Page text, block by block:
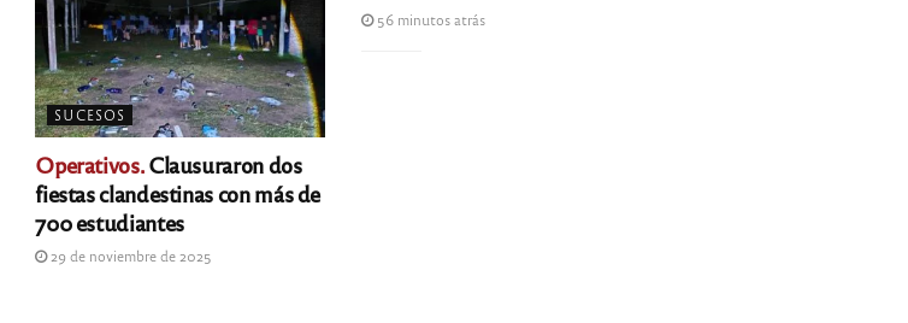
SUCESOS
Operativos.Clausuraron dos
fiestas clandestinas con más de
700 estudiantes
29 de noviembre de 2025
56 minutos atrás